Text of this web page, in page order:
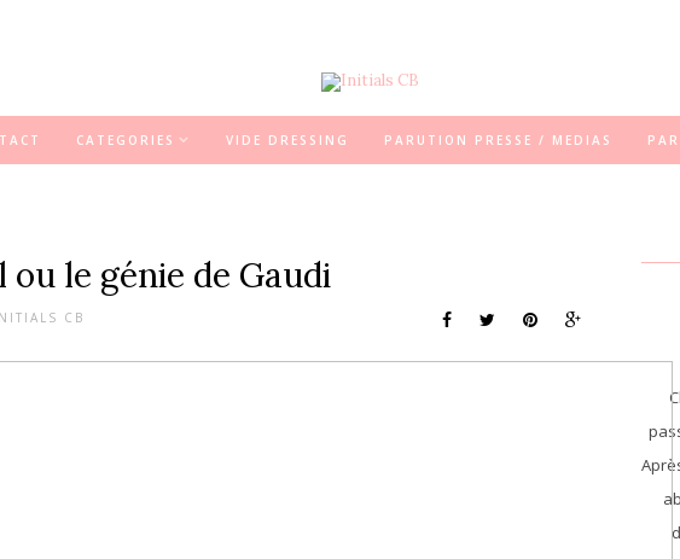
CATEGORIES VIDE DRESSING PARUTION PRESSE / MEDIAS
ou le génie de Gaudi
CB